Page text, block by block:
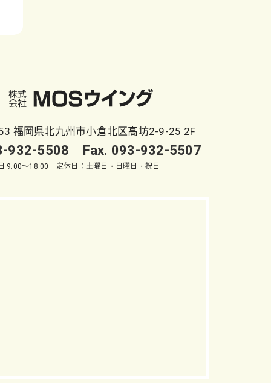
福岡県北九州市小倉北区高坊2-9-25 2F
932-5508 Fax. 093-932-5507
9:00～18:00 定休日：土曜日・日曜日・祝日